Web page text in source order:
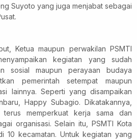
Suyoto yang juga menjabat sebagai
Ketua maupun perwakilan PSMTI
kegiatan yang sudah
sosial maupun perayaan budaya
pemerintah setempat maupun
lainnya. Seperti yang disampaikan
Happy Subagio. Dikatakannya,
terus memperkuat kerja sama dan
organisasi. Selain itu, PSMTI Kota
10 kecamatan. Untuk kegiatan yang